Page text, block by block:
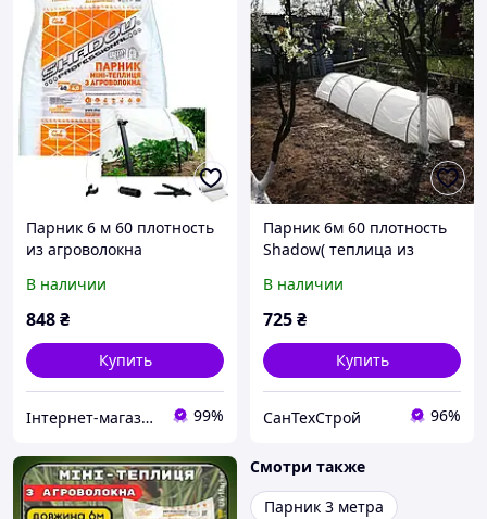
Парник 6 м 60 плотность
из агроволокна
теплица арочная из
спанбонда) Royal Agro
В наличии
848₴
Купить
Інтернет-магазин "Толаніс" - ТОПові товари 99%
Парник 6м 60 плотность
Shadow( теплица из
парники 60 плотность
В наличии
725₴
Купить
СанТехСтрой 96%
Смотри также
Парник 3 метра